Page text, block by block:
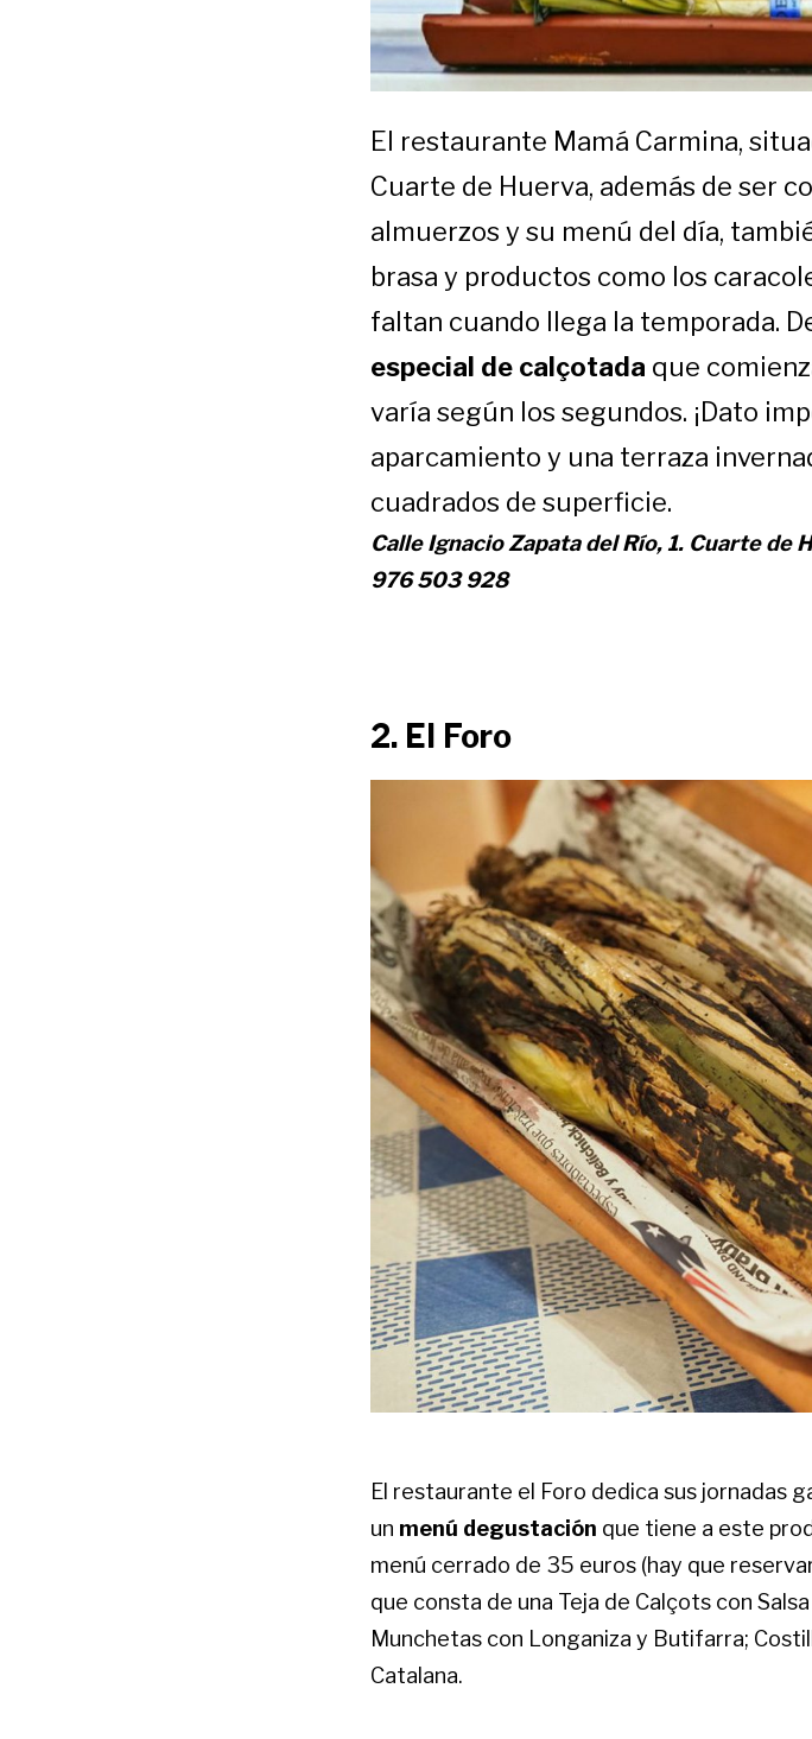
El restaurante Mamá Carmina,
Cuarte de Huerva, además de ser
almuerzos y su menú del día,
brasa y productos como los
faltan cuando llega la temporada.
especial de calçotada que
varía según los segundos. ¡Dato
aparcamiento y una terraza
cuadrados de superficie.
Calle Ignacio Zapata del Río, 1. Cuarte de
976 503 928
2. El Foro
El restaurante el Foro dedica sus jornadas
un menú degustación que tiene a este
menú cerrado de 35 euros (hay que
que consta de una Teja de Calçots con
Munchetas con Longaniza y Butifarra;
Catalana.